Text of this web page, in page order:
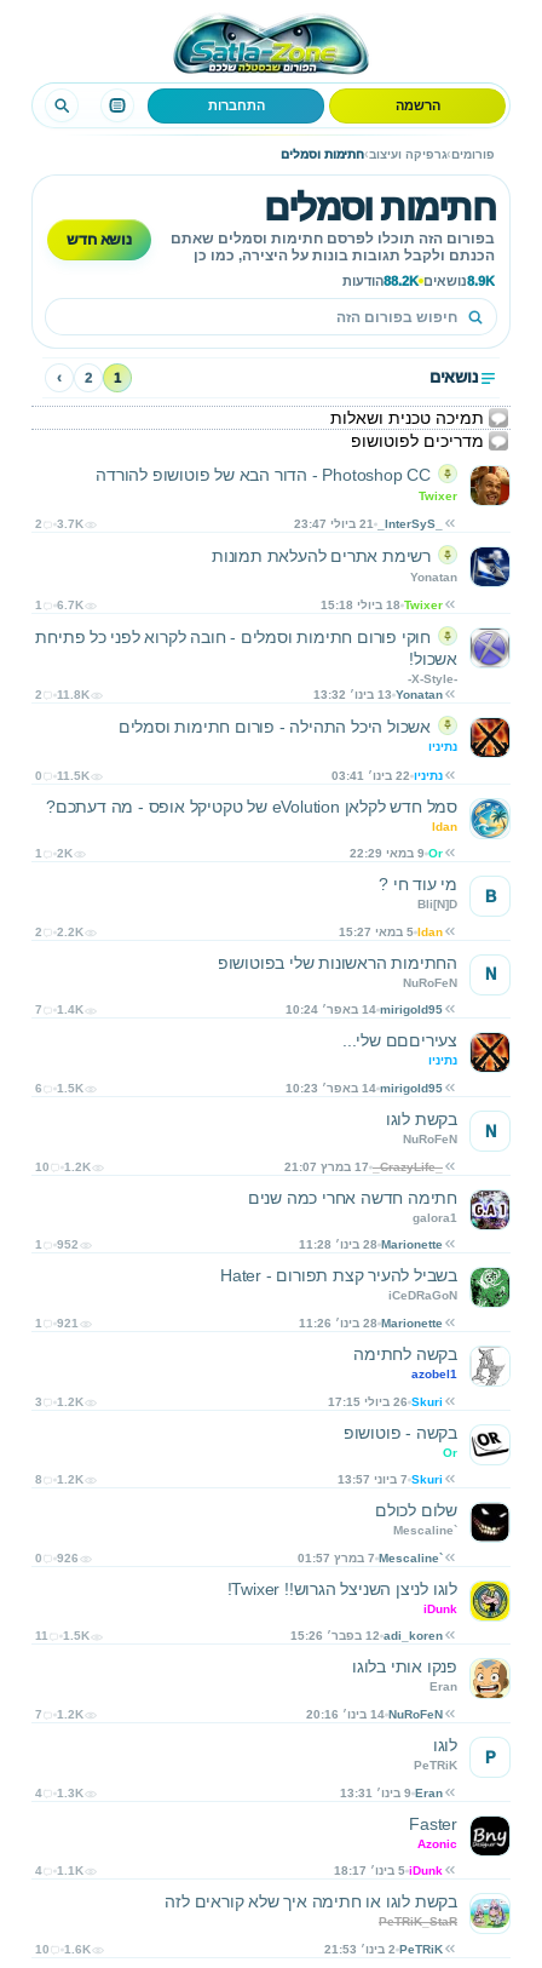
הרשמה התחברות
פורומים›גרפיקה ועיצוב›חתימות וסמלים
חתימות וסמלים
בפורום הזה תוכלו לפרסם חתימות וסמלים שאתם
הכנתם ולקבל תגובות בונות על היצירה, כמו כן
להשתתף באתגרים ותחרויות שונות!
8.9Kנושאים 88.2Kהודעות
נושא חדש
נושאים 1
2
›
תמיכה טכנית ושאלות
מדריכים לפוטושופ
Photoshop CC - הדור הבא של פוטושופ להורדה
Twixer
_InterSyS_ 21 ביולי 23:47 2 3.7K
רשימת אתרים להעלאת תמונות
Yonatan
Twixer 18 ביולי 15:18 1 6.7K
חוקי פורום חתימות וסמלים - חובה לקרוא לפני כל פתיחת
אשכול!
-X-Style-
Yonatan 13 בינו׳ 13:32 2 11.8K
אשכול היכל התהילה - פורום חתימות וסמלים
נתיניו
נתיניו 22 בינו׳ 03:41 0 11.5K
סמל חדש לקלאן eVolution של טקטיקל אופס - מה דעתכם?
Idan
Or 9 במאי 22:29 1 2K
מי עוד חי ?
Bli[N]D
Idan 5 במאי 15:27 2 2.2K
B
החתימות הראשונות שלי בפוטושופ
NuRoFeN
mirigold95 14 באפר׳ 10:24 7 1.4K
N
צעיריםםם שלי...
נתיניו
mirigold95 14 באפר׳ 10:23 6 1.5K
בקשת לוגו
NuRoFeN
_CrazyLife_ 17 במרץ 21:07 10 1.2K
N
חתימה חדשה אחרי כמה שנים
galora1
Marionette 28 בינו׳ 11:28 1 952
בשביל להעיר קצת תפורום - Hater
iCeDRaGoN
Marionette 28 בינו׳ 11:26 1 921
בקשה לחתימה
azobel1
Skuri 26 ביולי 17:15 3 1.2K
בקשה - פוטושופ
Or
Skuri 7 ביוני 13:57 8 1.2K
שלום לכולם
Mescaline`
Mescaline` 7 במרץ 01:57 0 926
לוגו לניצן השניצל הגרוש!! Twixer!
iDunk
adi_koren 12 בפבר׳ 15:26 11 1.5K
פנקו אותי בלוגו
Eran
NuRoFeN 14 בינו׳ 20:16 7 1.2K
לוגו
PeTRiK
Eran 9 בינו׳ 13:31 4 1.3K
P
Faster
Azonic
iDunk 5 בינו׳ 18:17 4 1.1K
בקשת לוגו או חתימה איך שלא קוראים לזה
PeTRiK_StaR
PeTRiK 2 בינו׳ 21:53 10 1.6K